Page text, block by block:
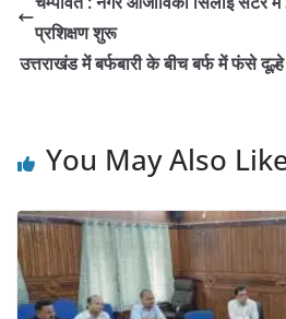
प्रशिक्षण शुरू
उत्तराखंड में बर्फबारी के बीच बर्फ में फंसे
You May Also